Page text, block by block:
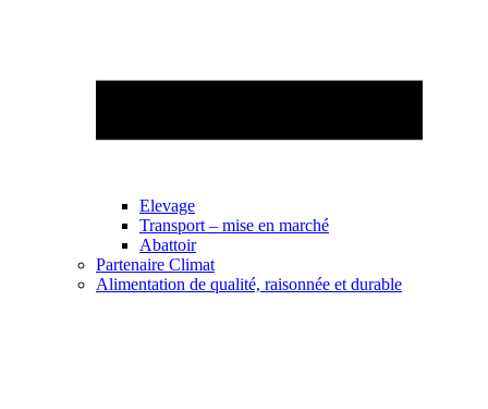
Elevage
Transport – mise en marché
Abattoir
Partenaire Climat
Alimentation de qualité, raisonnée et durable